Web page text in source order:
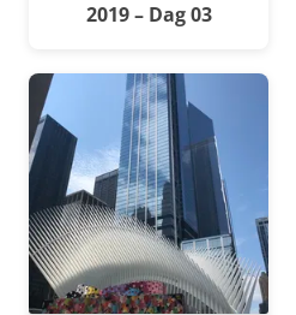
2019 – Dag 03